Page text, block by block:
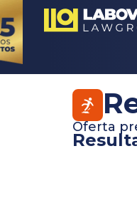
Oferta